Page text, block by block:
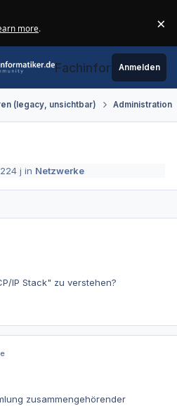
more. ×
Fachinformatiker.de
Anmelden
(legacy, unsichtbar) Administration
24 j in Netzwerke
IP Stack" zu verstehen?
zusammengehörender